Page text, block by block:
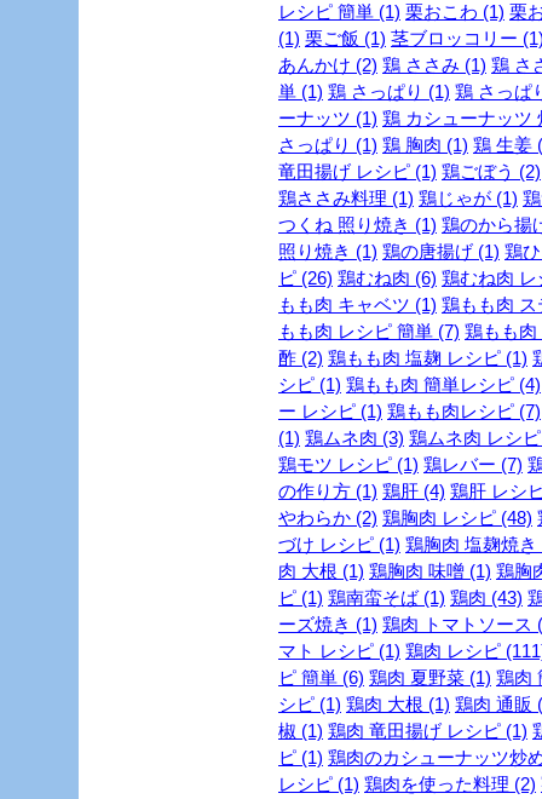
レシピ 簡単 (1) 栗おこわ (1) 栗
(1) 栗ご飯 (1) 茎ブロッコリー
あんかけ (2) 鶏 ささみ (1) 鶏 さ
単 (1) 鶏 さっぱり (1) 鶏 さっぱ
ーナッツ (1) 鶏 カシューナッツ
さっぱり (1) 鶏 胸肉 (1) 鶏 生姜
竜田揚げ レシピ (1) 鶏ごぼう (2)
鶏ささみ料理 (1) 鶏じゃが (1)
つくね 照り焼き (1) 鶏のから揚
照り焼き (1) 鶏の唐揚げ (1) 鶏
ピ (26) 鶏むね肉 (6) 鶏むね肉 レ
もも肉 キャベツ (1) 鶏もも肉 ス
もも肉 レシピ 簡単 (7) 鶏もも肉
酢 (2) 鶏もも肉 塩麹 レシピ (1)
シピ (1) 鶏もも肉 簡単レシピ (4)
ー レシピ (1) 鶏もも肉レシピ (7)
(1) 鶏ムネ肉 (3) 鶏ムネ肉 レシ
鶏モツ レシピ (1) 鶏レバー (7)
の作り方 (1) 鶏肝 (4) 鶏肝 レシ
やわらか (2) 鶏胸肉 レシピ (48)
づけ レシピ (1) 鶏胸肉 塩麹焼き
肉 大根 (1) 鶏胸肉 味噌 (1) 鶏胸
ピ (1) 鶏南蛮そば (1) 鶏肉 (43)
ーズ焼き (1) 鶏肉 トマトソース
マト レシピ (1) 鶏肉 レシピ
ピ 簡単 (6) 鶏肉 夏野菜 (1) 鶏肉
シピ (1) 鶏肉 大根 (1) 鶏肉 通販
椒 (1) 鶏肉 竜田揚げ レシピ (1)
ピ (1) 鶏肉のカシューナッツ炒
レシピ (1) 鶏肉を使った料理 (2)